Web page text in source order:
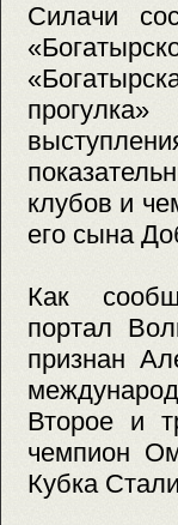
Силачи
клубов и
его сына
Как
портал
признан
Второе и
чемпион
Кубка